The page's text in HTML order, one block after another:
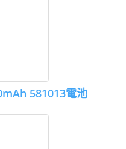
581013電池